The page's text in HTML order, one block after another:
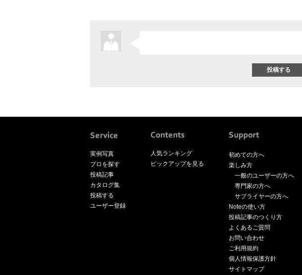
実例写真
プロを探す
投稿記事
カタログ集
投稿する
ユーザー登録
人気ランキング
ピックアップを見る
初めての方へ
楽しみ方
一般のユーザーの方へ
専門家の方へ
サプライヤーの方へ
Noteの使い方
投稿記事のつくり方
よくあるご質問
お問い合わせ
ご利用規約
個人情報保護方針
サイトマップ